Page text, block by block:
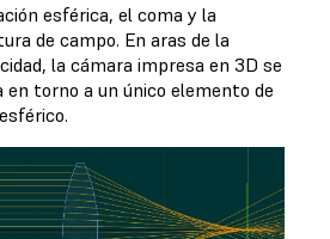
esférica, el coma y la
de campo. En aras de la
la cámara impresa en 3D se
en torno a un único elemento de